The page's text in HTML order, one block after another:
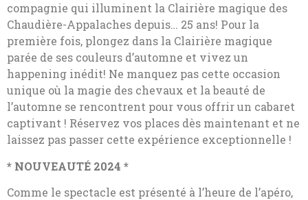
compagnie qui illuminent la Clairière magique des
Chaudière-Appalaches depuis… 25 ans! Pour la
première fois, plongez dans la Clairière magique
parée de ses couleurs d’automne et vivez un
happening inédit! Ne manquez pas cette occasion
unique où la magie des chevaux et la beauté de
l’automne se rencontrent pour vous offrir un cabaret
captivant ! Réservez vos places dès maintenant et ne
laissez pas passer cette expérience exceptionnelle !
* NOUVEAUTÉ 2024 *
Comme le spectacle est présenté à l’heure de l’apéro,